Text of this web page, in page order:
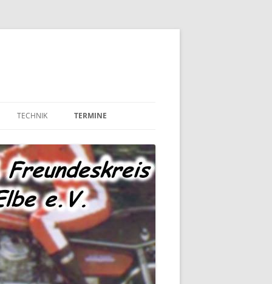
TECHNIK
TECHNIK – FAHRWERK
TECHNIK – SONSTIGES
TERMINE